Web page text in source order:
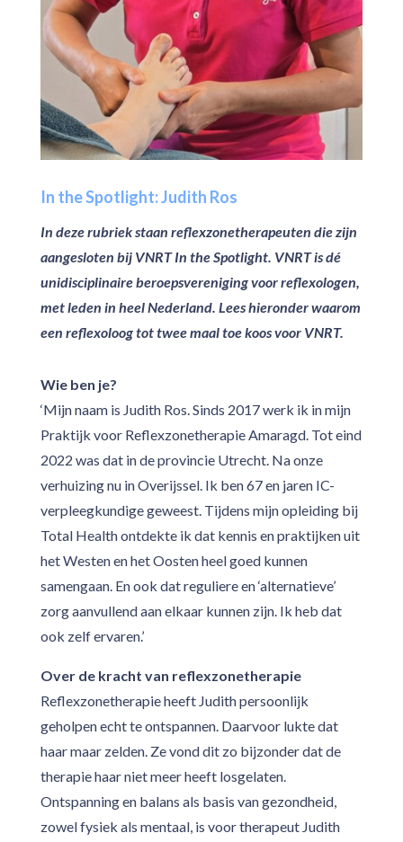
In the Spotlight: Judith Ros
In deze rubriek staan reflexzonetherapeuten die zijn
aangesloten bij VNRTIn the Spotlight. VNRT is dé
unidisciplinaire beroepsvereniging voor reflexologen,
met leden in heel Nederland. Lees hieronder waarom
een reflexoloog tot twee maal toe koos voor VNRT.
Wie ben je?
‘Mijn naam is Judith Ros. Sinds 2017 werk ik in mijn
Praktijk voor Reflexzonetherapie Amaragd. Tot eind
2022 was dat in de provincie Utrecht. Na onze
verhuizing nu in Overijssel. Ik ben 67 en jaren IC-
verpleegkundige geweest. Tijdens mijn opleiding bij
Total Health ontdekte ik dat kennis en praktijken uit
het Westen en het Oosten heel goed kunnen
samengaan. En ook dat reguliere en ‘alternatieve’
zorg aanvullend aan elkaar kunnen zijn. Ik heb dat
ook zelf ervaren.’
Over de kracht van reflexzonetherapie
Reflexzonetherapie heeft Judith persoonlijk
geholpen echt te ontspannen. Daarvoor lukte dat
haar maar zelden. Ze vond dit zo bijzonder dat de
therapie haar niet meer heeft losgelaten.
Ontspanning en balans als basis van gezondheid,
zowel fysiek als mentaal, is voor therapeut Judith